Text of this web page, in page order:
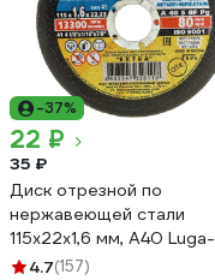
-37%
22 ₽
35 ₽
Диск отрезной по
нержавеющей стали
115х22х1,6 мм, А40 Luga-
Abrasiv 4603347328118
4.7(157)